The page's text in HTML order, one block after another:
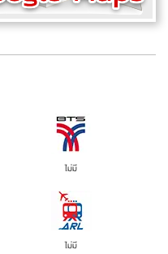
ไม่มี
ไม่มี